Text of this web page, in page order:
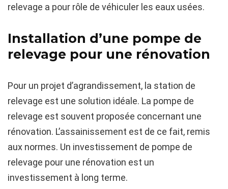
relevage a pour rôle de véhiculer les eaux usées.
Installation d’une pompe de
relevage pour une rénovation
Pour un projet d’agrandissement, la station de
relevage est une solution idéale. La pompe de
relevage est souvent proposée concernant une
rénovation. L’assainissement est de ce fait, remis
aux normes. Un investissement de pompe de
relevage pour une rénovation est un
investissement à long terme.